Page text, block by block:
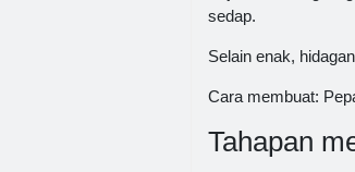
sedap.
Selain enak,
Cara membuat:
Tahapan